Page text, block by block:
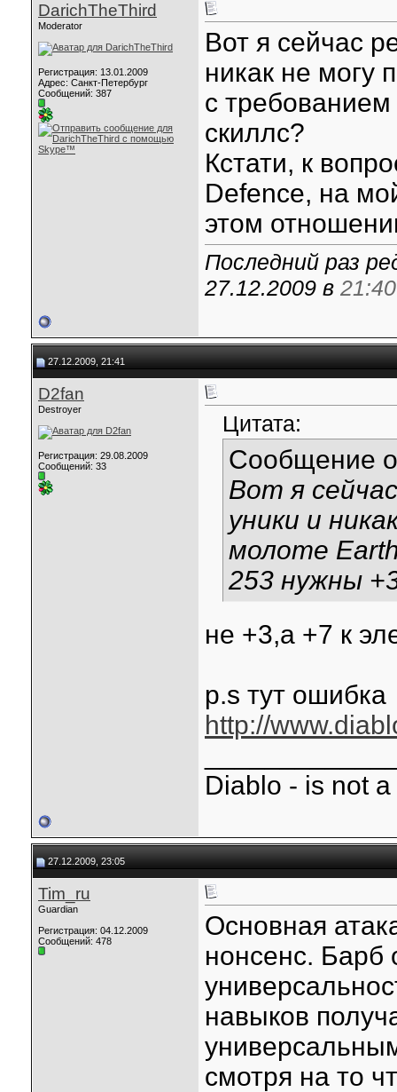
DarichTheThird
Moderator
Регистрация: 13.01.2009
Адрес: Санкт-Петербург
Сообщений: 387
Вот я сейчас
никак не могу
с
скиллс?
Кстати, к
Defence, на
этом
Последний раз
27.12.2009 в 21:40
27.12.2009, 21:41
D2fan
Destroyer
Регистрация: 29.08.2009
Сообщений: 33
Цитата:
Сообщение
Вот я
уники и
молоте
253 нужны
не +3,а +7 к
p.s тут ошибка
http://
Diablo - is not
27.12.2009, 23:05
Tim_ru
Guardian
Регистрация: 04.12.2009
Сообщений: 478
Основная
нонсенс. Барб
навыков
смотря на то